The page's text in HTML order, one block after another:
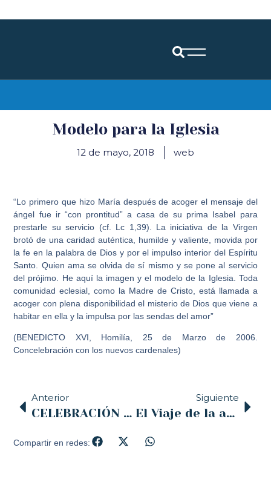
Modelo para la Iglesia
12 de mayo, 2018 web
“Lo primero que hizo María después de acoger el mensaje del
ángel fue ir “con prontitud” a casa de su prima Isabel para
prestarle su servicio (cf. Lc 1,39). La iniciativa de la Virgen
brotó de una caridad auténtica, humilde y valiente, movida por
la fe en la palabra de Dios y por el impulso interior del Espíritu
Santo. Quien ama se olvida de sí mismo y se pone al servicio
del prójimo. He aquí la imagen y el modelo de la Iglesia. Toda
comunidad eclesial, como la Madre de Cristo, está llamada a
acoger con plena disponibilidad el misterio de Dios que viene a
habitar en ella y la impulsa por las sendas del amor”
(BENEDICTO XVI, Homilía, 25 de Marzo de 2006.
Concelebración con los nuevos cardenales)
Anterior
CELEBRACIÓN DE LA ASCENSIÓN DEL SEÑOR (13 de mayo)
Siguiente
El Viaje de la alegría
Compartir en redes: